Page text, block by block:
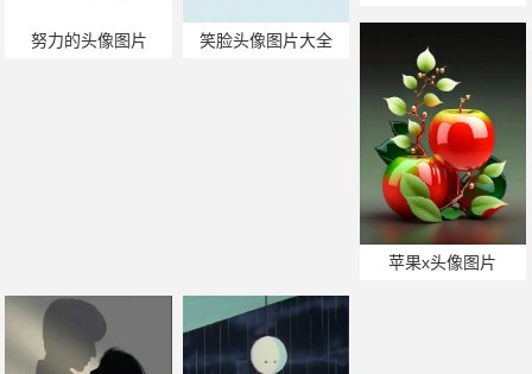
努力的头像图片 笑脸头像图片大全
苹果x头像图片